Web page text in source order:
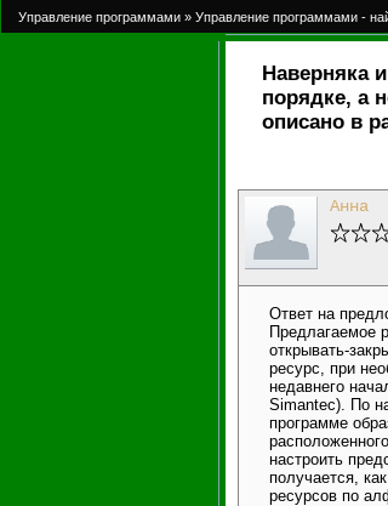
Управление программами » Управление программами -
Наверняка
порядке, а
описано в
Анна
Ответ на
Предлагаемое
открывать-
ресурс, при
недавнего
Simantec). По
программе
настроить
получается,
ресурсов по